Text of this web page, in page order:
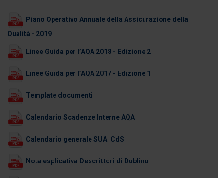
Piano Operativo Annuale della Assicurazione della
Qualità - 2019
Linee Guida per l’AQA 2018 - Edizione 2
Linee Guida per l’AQA 2017 - Edizione 1
Template documenti
Calendario Scadenze Interne AQA
Calendario generale SUA_CdS
Nota esplicativa Descrittori di Dublino